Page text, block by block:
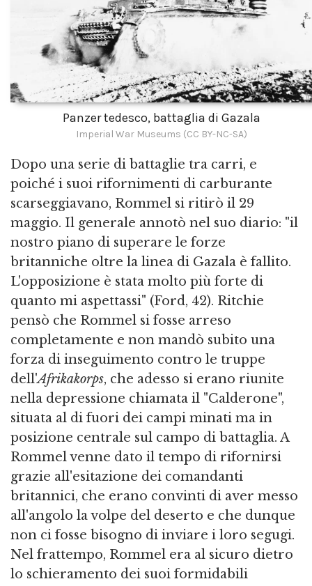
Panzer tedesco, battaglia di Gazala
Imperial War Museums (CC BY-NC-SA)
Dopo una serie di battaglie tra carri, e
poiché i suoi rifornimenti di carburante
scarseggiavano, Rommel si ritirò il 29
maggio. Il generale annotò nel suo diario: "il
nostro piano di superare le forze
britanniche oltre la linea di Gazala è fallito.
L'opposizione è stata molto più forte di
quanto mi aspettassi" (Ford, 42). Ritchie
pensò che Rommel si fosse arreso
completamente e non mandò subito una
forza di inseguimento contro le truppe
dell'Afrikakorps, che adesso si erano riunite
nella depressione chiamata il "Calderone",
situata al di fuori dei campi minati ma in
posizione centrale sul campo di battaglia. A
Rommel venne dato il tempo di rifornirsi
grazie all'esitazione dei comandanti
britannici, che erano convinti di aver messo
all'angolo la volpe del deserto e che dunque
non ci fosse bisogno di inviare i loro segugi.
Nel frattempo, Rommel era al sicuro dietro
lo schieramento dei suoi formidabili